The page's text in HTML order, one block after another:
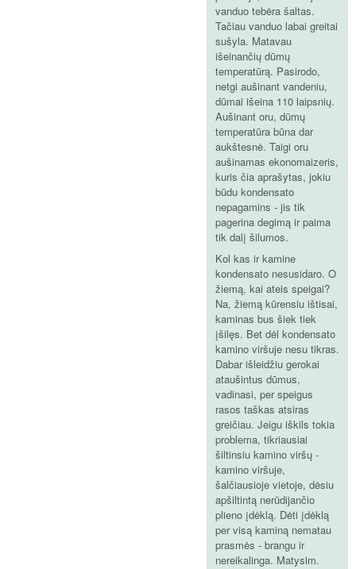
vanduo tebėra šaltas.
Tačiau vanduo labai greitai
sušyla. Matavau
išeinančių dūmų
temperatūrą. Pasirodo,
netgi aušinant vandeniu,
dūmai išeina 110 laipsnių.
Aušinant oru, dūmų
temperatūra būna dar
aukštesnė. Taigi oru
aušinamas ekonomaizeris,
kuris čia aprašytas, jokiu
būdu kondensato
nepagamins - jis tik
pagerina degimą ir paima
tik dalį šilumos.
Kol kas ir kamine
kondensato nesusidaro. O
žiemą, kai ateis speigai?
Na, žiemą kūrensiu ištisai,
kaminas bus šiek tiek
įšilęs. Bet dėl kondensato
kamino viršuje nesu tikras.
Dabar išleidžiu gerokai
ataušintus dūmus,
vadinasi, per speigus
rasos taškas atsiras
greičiau. Jeigu iškils tokia
problema, tikriausiai
šiltinsiu kamino viršų -
kamino viršuje,
šalčiausioje vietoje, dėsiu
apšiltintą nerūdijančio
plieno įdėklą. Dėti įdėklą
per visą kaminą nematau
prasmės - brangu ir
nereikalinga. Matysim.